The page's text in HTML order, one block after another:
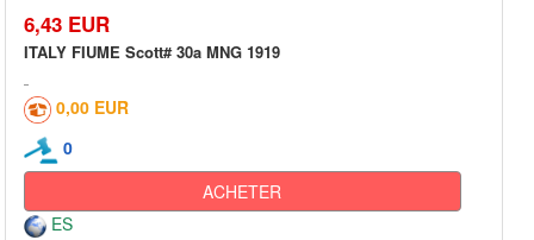
6,43 EUR
ITALY FIUME Scott# 30a MNG 1919
0,00 EUR
0
ACHETER
ES